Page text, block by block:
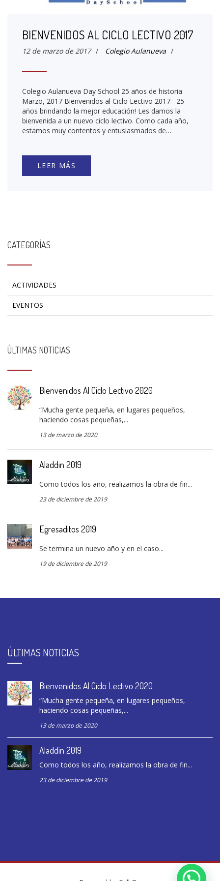
BIENVENIDOS AL CICLO LECTIVO 2017
12 de marzo de 2017 / Colegio Aulanueva /
Colegio Aulanueva Day School 25 años de historia
Marzo, 2017 Bienvenidos al Ciclo Lectivo 2017 25
años brindando la mejor educación! Les damos la
bienvenida a un nuevo ciclo lectivo. Como cada año,
estamos muy contentos y entusiasmados de…
LEER MÁS
CATEGORÍAS
ACTIVIDADES
EVENTOS
ÚLTIMAS NOTICIAS
Bienvenidos Al Ciclo Lectivo 2020
“Mucha gente pequeña, en lugares pequeños,
haciendo cosas pequeñas,...
13 de marzo de 2020
Aladdin 2019
Como todos los año, realizamos la obra de fin...
23 de diciembre de 2019
Egresaditos 2019
Se termina un nuevo año y en el caso...
19 de diciembre de 2019
ÚLTIMAS NOTICIAS
Bienvenidos Al Ciclo Lectivo 2020
“Mucha gente pequeña, en lugares pequeños,
haciendo cosas pequeñas,...
13 de marzo de 2020
Aladdin 2019
Como todos los año, realizamos la obra de fin...
23 de diciembre de 2019